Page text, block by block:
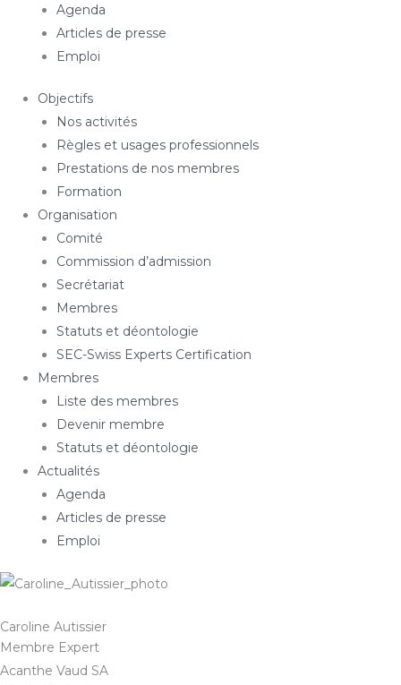
Agenda
Articles de presse
Emploi
Objectifs
Nos activités
Règles et usages professionnels
Prestations de nos membres
Formation
Organisation
Comité
Commission d’admission
Secrétariat
Membres
Statuts et déontologie
SEC-Swiss Experts Certification
Membres
Liste des membres
Devenir membre
Statuts et déontologie
Actualités
Agenda
Articles de presse
Emploi
Caroline Autissier
Membre Expert
Acanthe Vaud SA